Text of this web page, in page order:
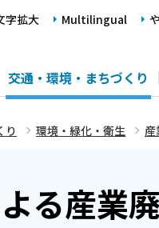
字拡大 Multilingual
交通・環境・まちづくり
り 環境・緑化・衛生
る産業